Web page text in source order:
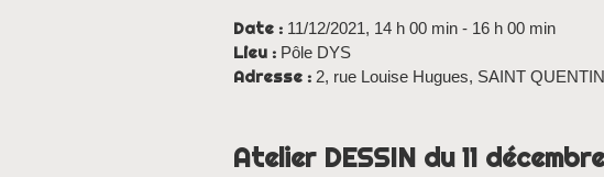
Date : 11/12/2021, 14 h 00 min - 16 h 00 min
Lieu : Pôle DYS
Adresse : 2, rue Louise Hugues, SAINT QUENTIN
Atelier DESSIN du 11